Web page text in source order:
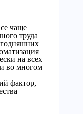
чаще
труда
на всех
во многом
фактор,